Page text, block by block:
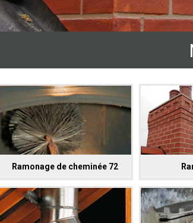
Ramonage de cheminée 72